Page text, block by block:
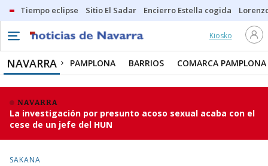
Tiempo eclipse Sitio El Sadar Encierro Estella cogida
Kiosko
NAVARRA PAMPLONA BARRIOS COMARCA PAMPLONA
NAVARRA
La investigación por presunto acoso sexual acaba con el
cese de un jefe del HUN
SAKANA